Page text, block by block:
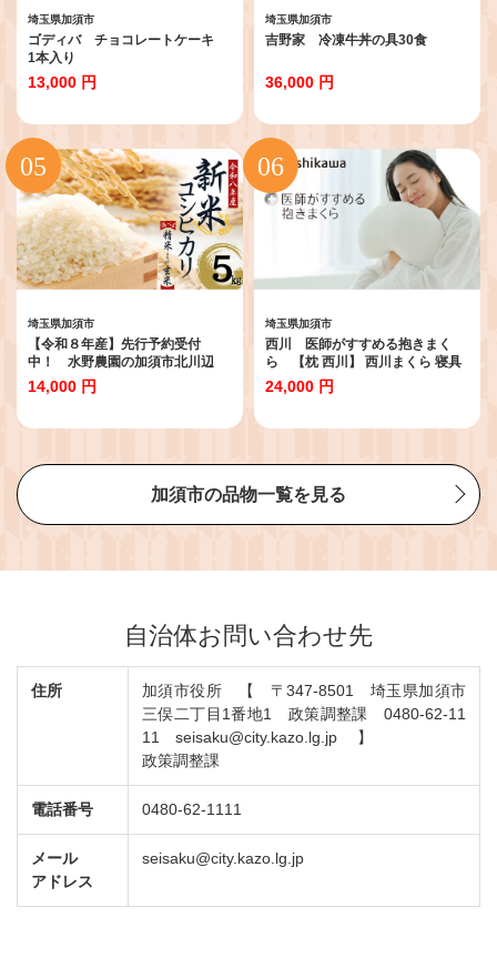
埼玉県加須市
ゴディバ チョコレートケーキ
1本入り
13,000 円
埼玉県加須市
吉野家 冷凍牛丼の具30食
36,000 円
埼玉県加須市
【令和８年産】先行予約受付
中！ 水野農園の加須市北川辺
産 コシヒカリ 5㎏ 《選べ
る！精米or玄米》｜お米 米 令
14,000 円
埼玉県加須市
西川 医師がすすめる抱きまく
ら 【枕 西川】 西川まくら 寝具
肩こり いびき 仰向け 横向き寝 横
寝 寝返り 不眠症 不眠 まくら 抱き
品 埼玉県 加須市 加須 お取り寄せ
税
24,000 円
加須市の品物一覧を見る
自治体お問い合わせ先
住所
加須市役所 【 〒347-8501 埼玉県加須市
三俣二丁目1番地1 政策調整課 0480-62-11
11 seisaku@city.kazo.lg.jp 】
政策調整課
電話番号 0480-62-1111
メール
アドレス
seisaku@city.kazo.lg.jp